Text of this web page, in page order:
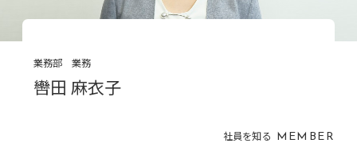
業務部 業務
轡田 麻衣子
社員を知る MEMBER